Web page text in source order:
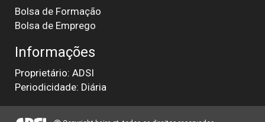
Bolsa de Formação
Bolsa de Emprego
Informações
Proprietário: ADSI
Periodicidade: Diária